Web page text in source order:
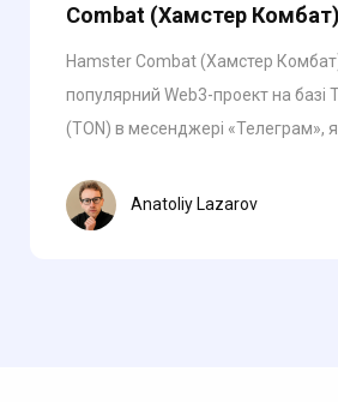
Combat (Хамстер
Hamster Combat (Хамстер
популярний Web3-проект на базі
(TON) в месенджері «Телеграм»,
Anatoliy Lazarov